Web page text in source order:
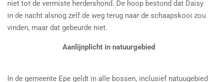
niet tot de vermiste herdershond. De hoop bestond dat Daisy
in de nacht alsnog zelf de weg terug naar de schaapskooi zou
vinden, maar dat gebeurde niet.
Aanlijnplicht in natuurgebied
In de gemeente Epe geldt in alle bossen, inclusief natuugebied